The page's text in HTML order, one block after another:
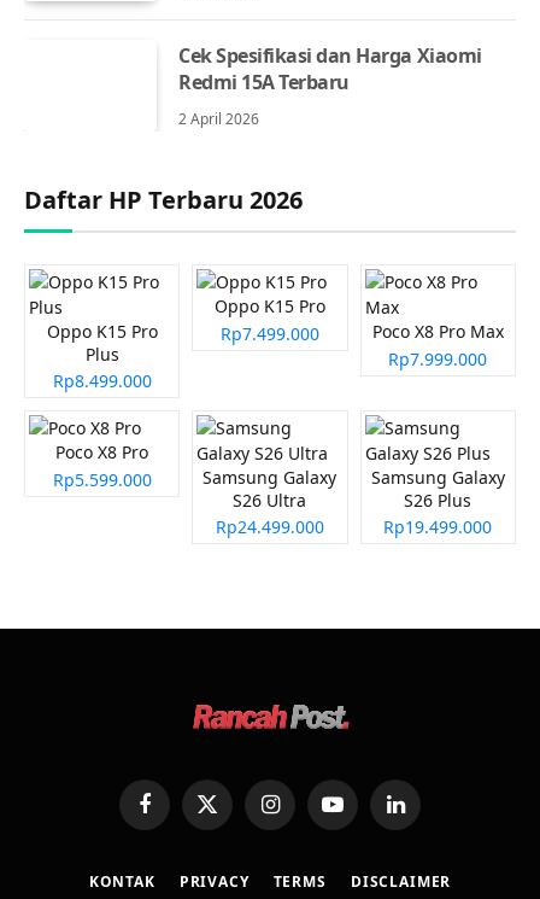
Cek Spesifikasi dan Harga Xiaomi
Redmi 15A Terbaru
2 April 2026
Daftar HP Terbaru 2026
Oppo K15 Pro
Plus
Rp8.499.000
Oppo K15 Pro
Rp7.499.000
Poco X8 Pro Max
Rp7.999.000
Poco X8 Pro
Rp5.599.000
Samsung Galaxy
S26 Ultra
Rp24.499.000
Samsung Galaxy
S26 Plus
Rp19.499.000
FacebookX
(Twitter)
InstagramYouTubeLinkedIn
KONTAK PRIVACY TERMS DISCLAIMER